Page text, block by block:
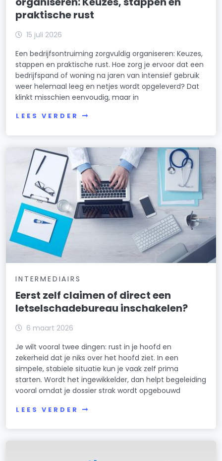
praktische rust
15 juli 2026
Een bedrijfsontruiming zorgvuldig organiseren: Keuzes,
stappen en praktische rust. Hoe zorg je ervoor dat een
bedrijfspand of woning na jaren van intensief gebruik
weer helemaal leeg en netjes wordt opgeleverd? Dat
klinkt misschien eenvoudig, maar in
LEES VERDER
INTERMEDIAIRS
Eerst zelf claimen of direct een
letselschadebureau inschakelen?
6 maart 2026
Je wilt vooral twee dingen: rust in je hoofd en
zekerheid dat je niks over het hoofd ziet. In een
simpele, stabiele situatie kun je vaak zelf prima
starten. Wordt het ingewikkelder, dan helpt begeleiding
vooral omdat je dossier strak wordt opgebouwd
LEES VERDER